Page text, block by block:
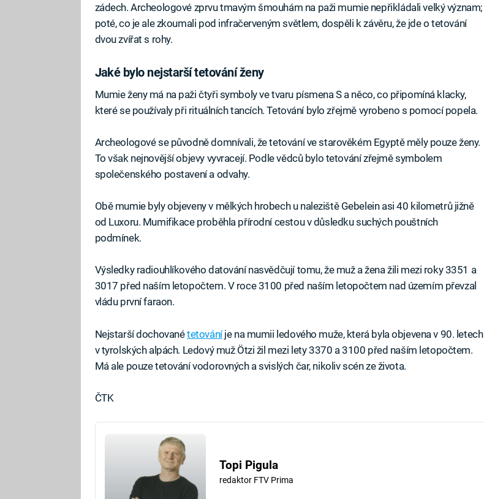
zádech. Archeologové zprvu tmavým šmouhám na paži mumie nepřikládali velký význam;
poté, co je ale zkoumali pod infračerveným světlem, dospěli k závěru, že jde o tetování
dvou zvířat s rohy.
Jaké bylo nejstarší tetování ženy
Mumie ženy má na paži čtyři symboly ve tvaru písmena S a něco, co připomíná klacky,
které se používaly při rituálních tancích. Tetování bylo zřejmě vyrobeno s pomocí popela.
Archeologové se původně domnívali, že tetování ve starověkém Egyptě měly pouze ženy.
To však nejnovější objevy vyvracejí. Podle vědců bylo tetování zřejmě symbolem
společenského postavení a odvahy.
Obě mumie byly objeveny v mělkých hrobech u naleziště Gebelein asi 40 kilometrů jižně
od Luxoru. Mumifikace proběhla přírodní cestou v důsledku suchých pouštních
podmínek.
Výsledky radiouhlíkového datování nasvědčují tomu, že muž a žena žili mezi roky 3351 a
3017 před naším letopočtem. V roce 3100 před naším letopočtem nad územím převzal
vládu první faraon.
Nejstarší dochovanétetováníje na mumii ledového muže, která byla objevena v 90. letech
v tyrolských alpách. Ledový muž Ötzi žil mezi lety 3370 a 3100 před naším letopočtem.
Má ale pouze tetování vodorovných a svislých čar, nikoliv scén ze života.
ČTK
Topi Pigula
redaktor FTV Prima